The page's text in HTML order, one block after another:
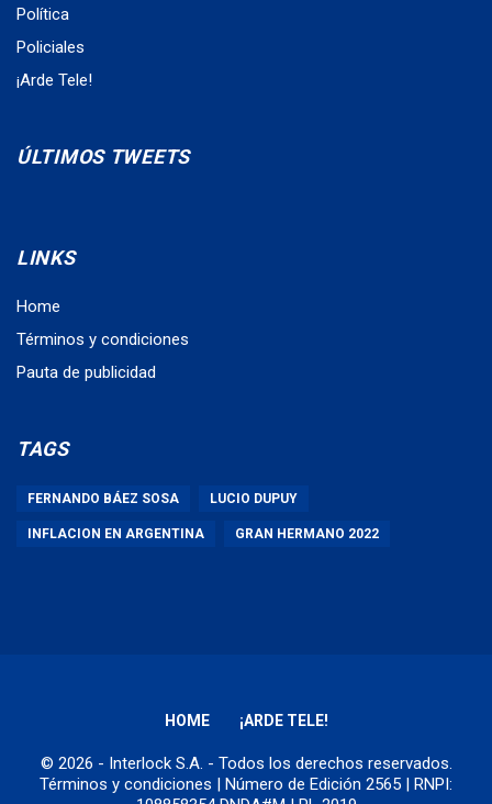
Política
Policiales
¡Arde Tele!
ÚLTIMOS TWEETS
LINKS
Home
Términos y condiciones
Pauta de publicidad
TAGS
FERNANDO BÁEZ SOSA LUCIO DUPUY
INFLACION EN ARGENTINA GRAN HERMANO 2022
HOME ¡ARDE TELE!
© 2026 - Interlock S.A. - Todos los derechos reservados.
Términos y condiciones | Número de Edición 2565 | RNPI: